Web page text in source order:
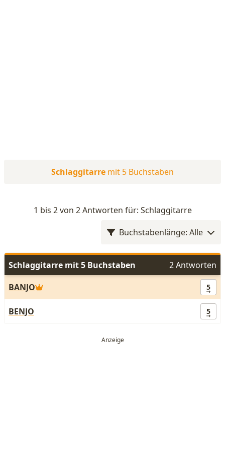
Schlaggitarre mit 5 Buchstaben
1 bis 2 von 2 Antworten für: Schlaggitarre
Buchstabenlänge: Alle
Schlaggitarre mit 5 Buchstaben
2 Antworten
BANJO
5
BENJO 5